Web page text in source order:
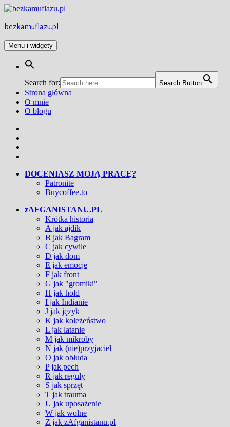
Przejdź
treści
bezkamuflazu.pl
Menu i widgety
Search for: Search Button
Strona główna
O mnie
O blogu
DOCENIASZ MOJĄ PRACĘ?
Patronite
Buycoffee.to
zAFGANISTANU.PL
Krótka historia
A jak ajdik
B jak Bagram
C jak cywile
D jak dom
E jak emocje
F jak front
G jak "gromiki"
H jak hołd
I jak Indianie
J jak język
K jak koleżeństwo
L jak latanie
M jak mikroby
N jak (nie)przyjaciel
O jak obłuda
P jak pech
R jak reguły
S jak sprzęt
T jak trauma
U jak uposażenie
W jak wolne
Z jak zAfganistanu.pl